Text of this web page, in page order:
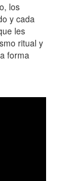
los
y cada
les
ritual y
forma